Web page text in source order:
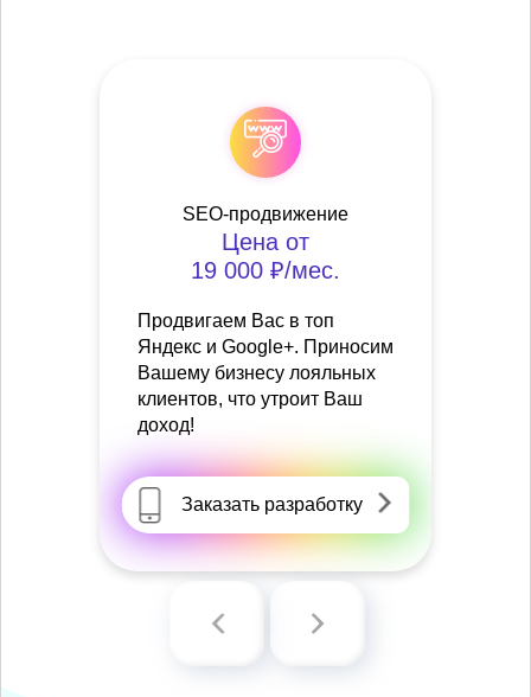
SEO-продвижение
Цена от
19 000 ₽/мес.
Продвигаем Вас в топ
Яндекс и Google+. Приносим
Вашему бизнесу лояльных
клиентов, что утроит Ваш
доход!
Заказать разработку